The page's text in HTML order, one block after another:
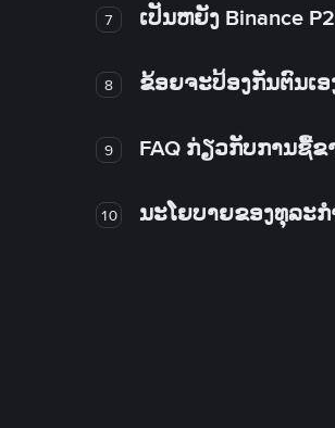
7 ເປັນຫຍັງ Binance
8 ຂ້ອຍຈະປ້ອງກັນຕົນເອ
9 FAQ ກ່ຽວກັບການຊື້ຂ
10 ນະໂຍບາຍຂອງທຸລະກໍ